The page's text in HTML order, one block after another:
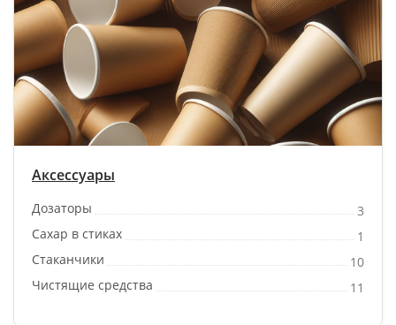
Аксессуары
Дозаторы
3
Сахар в стиках
1
Стаканчики
10
Чистящие средства
11